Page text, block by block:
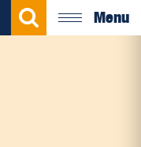
Menu